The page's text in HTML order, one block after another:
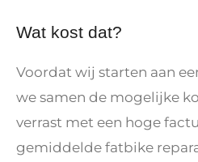
Wat kost dat?
Voordat wij starten aan
we samen de mogelijke
verrast met een hoge
gemiddelde fatbike